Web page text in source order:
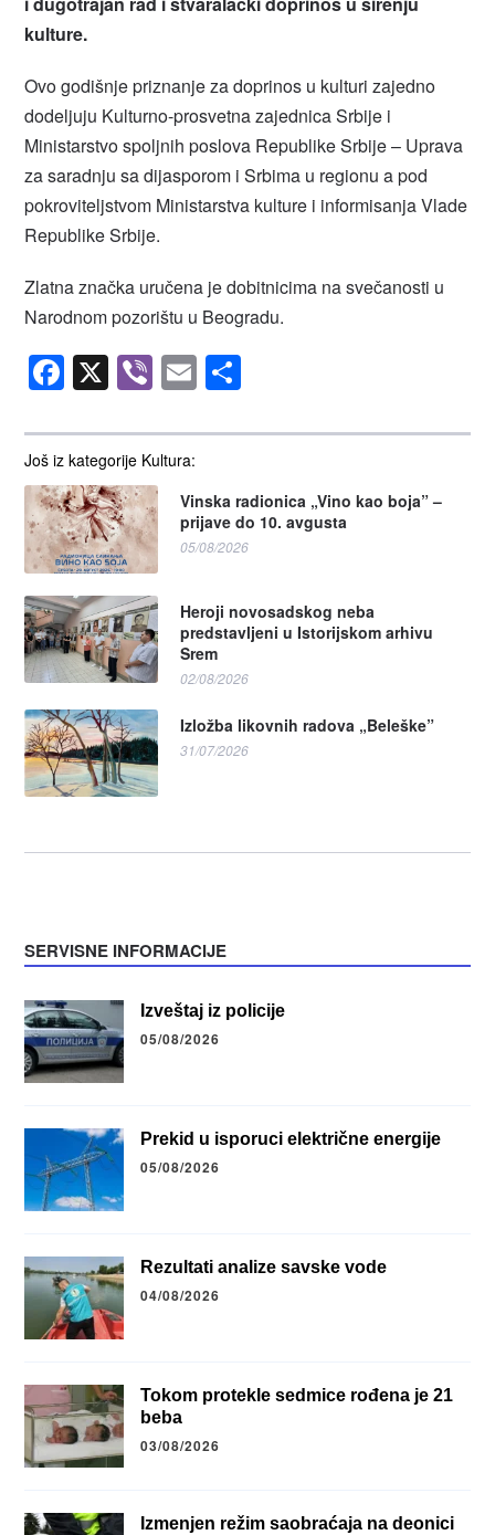
Još iz kategorije Kultura:
Vinska radionica „Vino kao boja” –
prijave do 10. avgusta
05/08/2026
Heroji novosadskog neba
predstavljeni u Istorijskom arhivu
Srem
02/08/2026
Izložba likovnih radova „Beleške”
31/07/2026
kulture.
Ovo godišnje priznanje za doprinos u kulturi zajedno
dodeljuju Kulturno-prosvetna zajednica Srbije i
Ministarstvo spoljnih poslova Republike Srbije – Uprava
za saradnju sa dijasporom i Srbima u regionu a pod
pokroviteljstvom Ministarstva kulture i informisanja Vlade
Republike Srbije.
Zlatna značka uručena je dobitnicima na svečanosti u
Narodnom pozorištu u Beogradu.
Facebook
X Viber
Email
SERVISNE INFORMACIJE
Izveštaj iz policije
05/08/2026
Prekid u isporuci električne energije
05/08/2026
Rezultati analize savske vode
04/08/2026
Tokom protekle sedmice rođena je 21
beba
03/08/2026
Izmenjen režim saobraćaja na deonici